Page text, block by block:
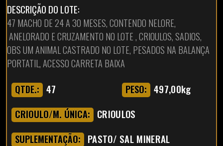
DESCRIÇÃO DO LOTE:
47 MACHO DE 24 A 30 MESES, CONTENDO NELORE,
ANELORADO E CRUZAMENTO NO LOTE , CRIOULOS, SADIOS,
OBS UM ANIMAL CASTRADO NO LOTE, PESADOS NA BALANÇA
PORTATIL, ACESSO CARRETA BAIXA
QTDE.: 47 PESO: 497,00kg
CRIOULO/M. ÚNICA: CRIOULOS
SUPLEMENTAÇÃO: PASTO/ SAL MINERAL